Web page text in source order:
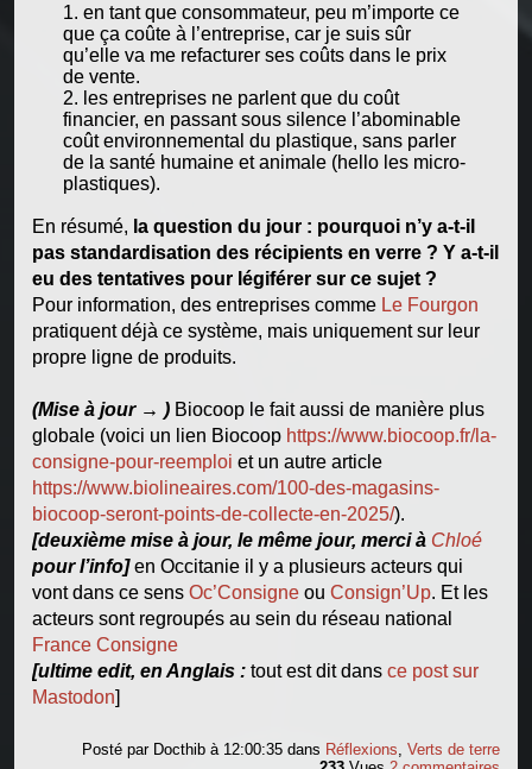
en tant que consommateur, peu m’importe ce
que ça coûte à l’entreprise, car je suis sûr
qu’elle va me refacturer ses coûts dans le prix
de vente.
les entreprises ne parlent que du coût
financier, en passant sous silence l’abominable
coût environnemental du plastique, sans parler
de la santé humaine et animale (hello les micro-
plastiques).
En résumé, la question du jour : pourquoi n’y a-t-il
pas standardisation des récipients en verre ? Y a-t-il
eu des tentatives pour légiférer sur ce sujet ?
Pour information, des entreprises comme Le Fourgon
pratiquent déjà ce système, mais uniquement sur leur
propre ligne de produits.
(Mise à jour → )Biocoop le fait aussi de manière plus
globale (voici un lien Biocoop https://www.biocoop.fr/la-
consigne-pour-reemploi et un autre article
https://www.biolineaires.com/100-des-magasins-
biocoop-seront-points-de-collecte-en-2025/).
[deuxième mise à jour, le même jour, merci à Chloé
pour l’info]en Occitanie il y a plusieurs acteurs qui
vont dans ce sens Oc’Consigneou Consign’Up. Et les
acteurs sont regroupés au sein du réseau national
France Consigne
[ultime edit, en Anglais :tout est dit dans ce post sur
Mastodon]
Posté par Docthib à 12:00:35dans Réflexions,Verts de terre